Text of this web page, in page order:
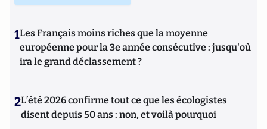
1Les Français moins riches que la moyenne
européenne pour la 3e année consécutive : jusqu'où
ira le grand déclassement ?
2L’été 2026 confirme tout ce que les écologistes
disent depuis 50 ans : non, et voilà pourquoi